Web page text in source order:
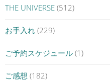
THE UNIVERSE (512)
お手入れ (229)
ご予約スケジュール (1)
ご感想 (182)